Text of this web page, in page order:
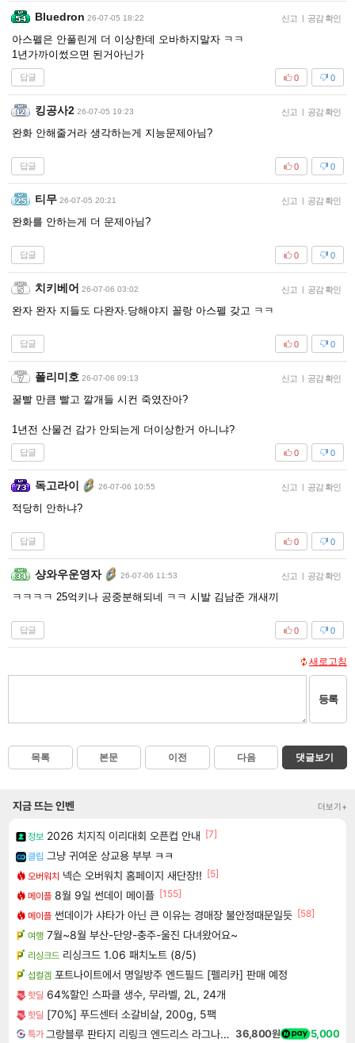
Bluedron 26-07-05 18:22 신고 | 공감 확인
아스펠은 안풀린게 더 이상한데 오바하지말자 ㅋㅋ
1년가까이썼으면 된거아닌가
답글 0
0
킹공사2 26-07-05 19:23 신고 | 공감 확인
완화 안해줄거라 생각하는게 지능문제아님?
답글 0
0
티무 26-07-05 20:21 신고 | 공감 확인
완화를 안하는게 더 문제아님?
답글 0
0
치키베어 26-07-06 03:02 신고 | 공감 확인
완자 완자 지들도 다완자.당해야지 꼴랑 아스펠 갖고 ㅋㅋ
답글 0
0
폴리미호 26-07-06 09:13 신고 | 공감 확인
꿀빨 만큼 빨고 깔개들 시컨 죽였잔아?
1년전 산물건 감가 안되는게 더이상한거 아니냐?
답글 0
0
독고라이 26-07-06 10:55 신고 | 공감 확인
적당히 안하냐?
답글 0
0
샹와우운영자 26-07-06 11:53 신고 | 공감 확인
ㅋㅋㅋㅋ 25억키나 공중분해되네 ㅋㅋ 시발 김남준 개새끼
답글 0
0
새로고침
등록
목록 본문 이전 다음 댓글보기
지금 뜨는 인벤 더보기+
정보 2026 치지직 이리대회 오픈컵 안내 [7]
클립 그냥 귀여운 상교용 부부 ㅋㅋ
오버워치 넥슨 오버워치 홈페이지 새단장!! [5]
메이플 8월 9일 썬데이 메이플 [155]
메이플 썬데이가 샤타가 아닌 큰 이유는 경매장 불안정때문일듯 [58]
여행 7월~8월 부산-단양-충주-울진 다녀왔어요~
리싱크드 리싱크드 1.06 패치노트 (8/5)
섭컬겜 포트나이트에서 명일방주 엔드필드 [펠리카] 판매 예정
핫딜 64%할인 스파클 생수, 무라벨, 2L, 24개
핫딜 [70%] 푸드센터 소갈비살, 200g, 5팩
특가 그랑블루 판타지 리링크 엔드리스 라그나로크 업그레이드 킷 Granblue Fantasy Relink Endless Ragnarok Upgrade Kit DLC 36,800원 5,000